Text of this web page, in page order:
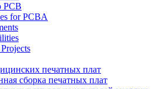
PCB
for PCBA
печатных плат
сборка печатных плат